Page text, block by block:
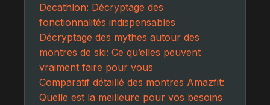
Decathlon: Décryptage des
fonctionnalités indispensables
Décryptage des mythes autour des
montres de ski: Ce qu’elles peuvent
vraiment faire pour vous
Comparatif détaillé des montres Amazfit:
Quelle est la meilleure pour vos besoins